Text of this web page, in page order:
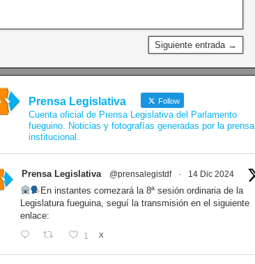
Siguiente entrada →
Prensa Legislativa Follow
Cuenta oficial de Prensa Legislativa del Parlamento
fueguino. Noticias y fotografías generadas por la prensa
institucional.
Prensa Legislativa @prensalegistdf · 14 Dic 2024
En instantes comezará la 8ª sesión ordinaria de la
Legislatura fueguina, seguí la transmisión en el siguiente
enlace:
1 X